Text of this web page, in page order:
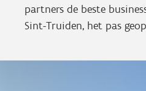
partners de beste
Sint-Truiden, het pas